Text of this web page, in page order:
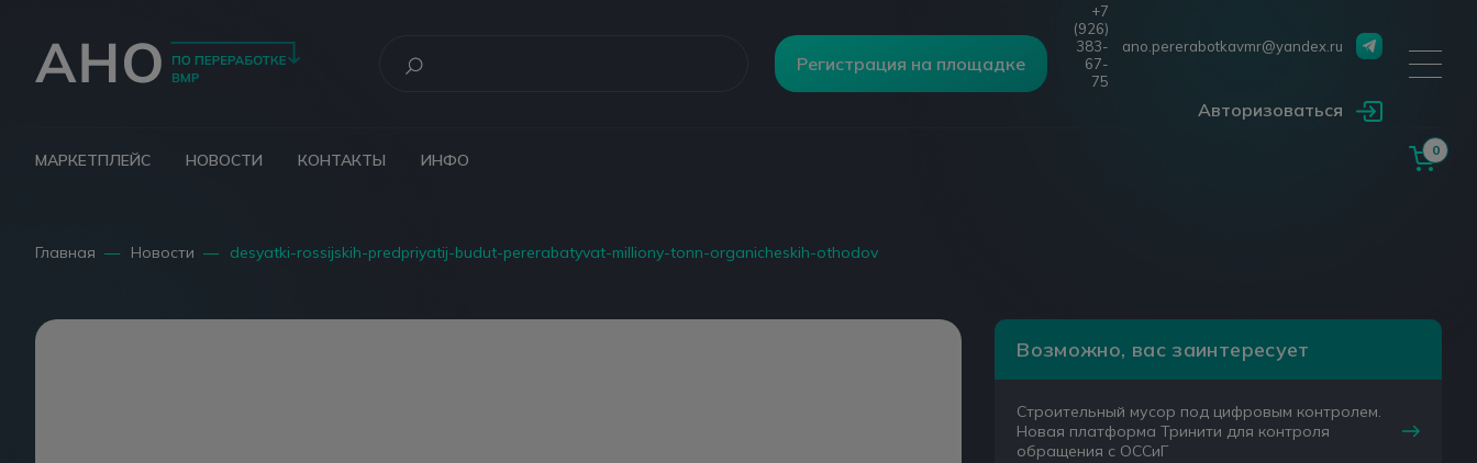
Регистрация на площадке
+7
(926)
383-
67-
75
ano.pererabotkavmr@yandex.ru
Авторизоваться
МАРКЕТПЛЕЙС НОВОСТИ КОНТАКТЫ ИНФО
0
Главная — Новости — desyatki-rossijskih-predpriyatij-budut-pererabatyvat-milliony-tonn-organicheskih-othodov
Возможно, вас заинтересует
Строительный мусор под цифровым контролем.
Новая платформа Тринити для контроля
обращения с ОССиГ